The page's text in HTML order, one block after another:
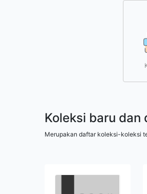
Koleksi baru dan
Merupakan daftar koleksi-koleksi